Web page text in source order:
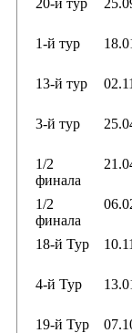
20-й тур
1-й тур
13-й тур
3-й тур
1/2
финала
1/2
финала
18-й Тур
4-й Тур
19-й Тур